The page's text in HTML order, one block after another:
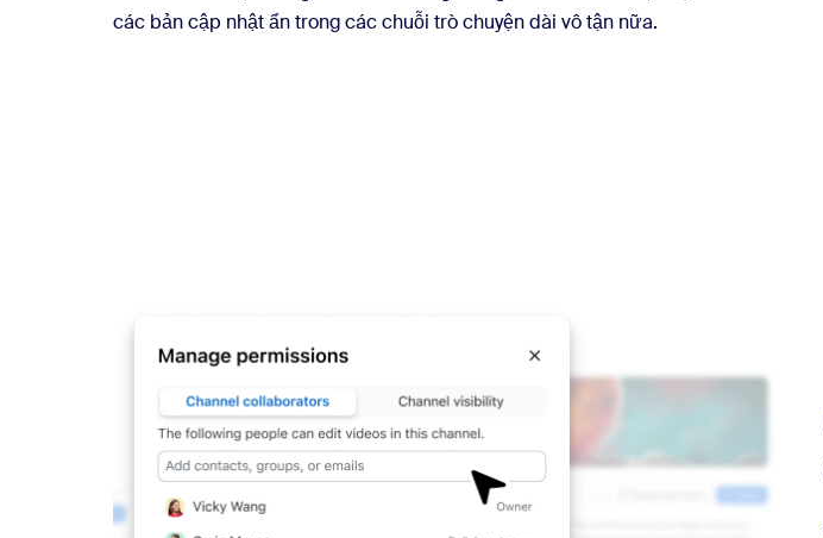
các bản cập nhật ẩn trong các chuỗi trò chuyện dài vô tận nữa.